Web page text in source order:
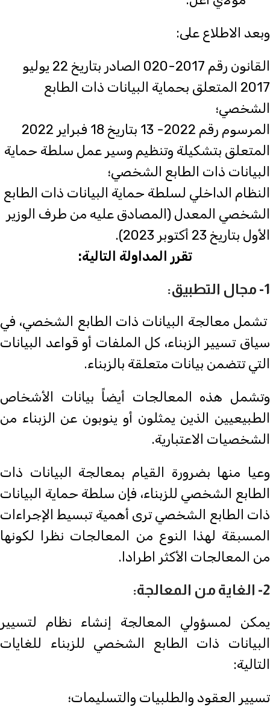
وبعد الاطلاع على:
القانون رقم 2017-020 الصادر بتاريخ 22 يوليو
2017 المتعلق بحماية البيانات ذات الطابع
الشخصي؛
المرسوم رقم 2022- 13 بتاريخ 18 فبراير 2022
المتعلق بتشكيلة وتنظيم وسير عمل سلطة حماية
البيانات ذات الطابع الشخصي؛
النظام الداخلي لسلطة حماية البيانات ذات الطابع
الشخصي المعدل (المصادق عليه من طرف الوزير
الأول بتاريخ 23 أكتوبر 2023).
تقرر المداولة التالية:
1- مجال التطبيق:
تشمل معالجة البيانات ذات الطابع الشخصي، في
سياق تسيير الزبناء، كل الملفات أو قواعد البيانات
التي تتضمن بيانات متعلقة بالزبناء.
وتشمل هذه المعالجات أيضاً بيانات الأشخاص
الطبيعيين الذين يمثلون أو ينوبون عن الزبناء من
الشخصيات الاعتبارية.
وعيا منها بضرورة القيام بمعالجة البيانات ذات
الطابع الشخصي للزبناء، فإن سلطة حماية البيانات
ذات الطابع الشخصي ترى أهمية تبسيط الإجراءات
المسبقة لهذا النوع من المعالجات نظرا لكونها
من المعالجات الأكثر اطرادا.
2- الغاية من المعالجة:
يمكن لمسؤولي المعالجة إنشاء نظام لتسيير
البيانات ذات الطابع الشخصي للزبناء للغايات
التالية:
تسيير العقود والطلبيات والتسليمات؛